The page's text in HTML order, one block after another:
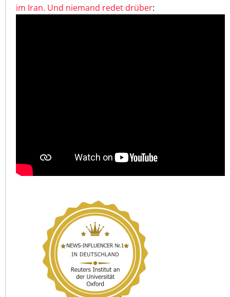
im Iran. Und niemand redet drüber: